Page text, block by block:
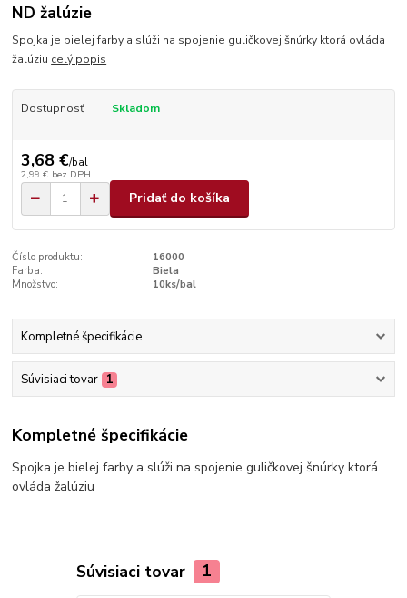
ND žalúzie
Spojka je bielej farby a slúži na spojenie guličkovej šnúrky ktorá ovláda
žalúziu celý popis
Dostupnosť Skladom
3,68 €/bal
2,99 € bez DPH
Pridať do košíka
Číslo produktu:
16000
Farba:
Biela
Množstvo:
10ks/bal
Kompletné špecifikácie
Súvisiaci tovar 1
Kompletné špecifikácie
Spojka je bielej farby a slúži na spojenie guličkovej šnúrky ktorá
ovláda žalúziu
Súvisiaci tovar 1